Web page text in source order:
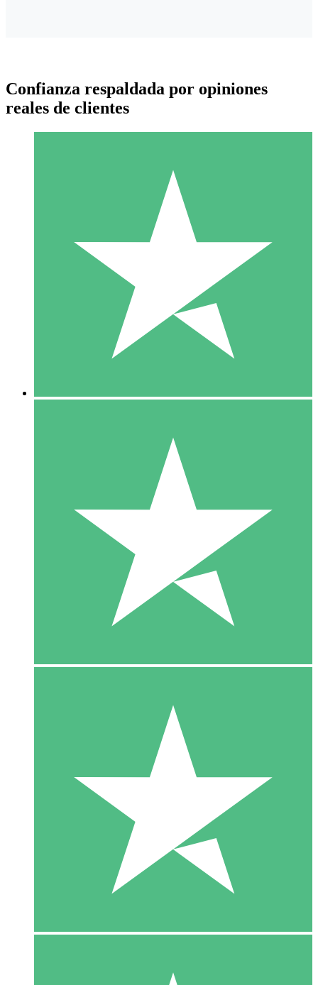
Paquetes de Créditos Individuales
Paga según el uso con créditos de descarga. Sin compromiso
10 00
10 Descargas
20 00
Confianza respaldada por opiniones
reales de clientes